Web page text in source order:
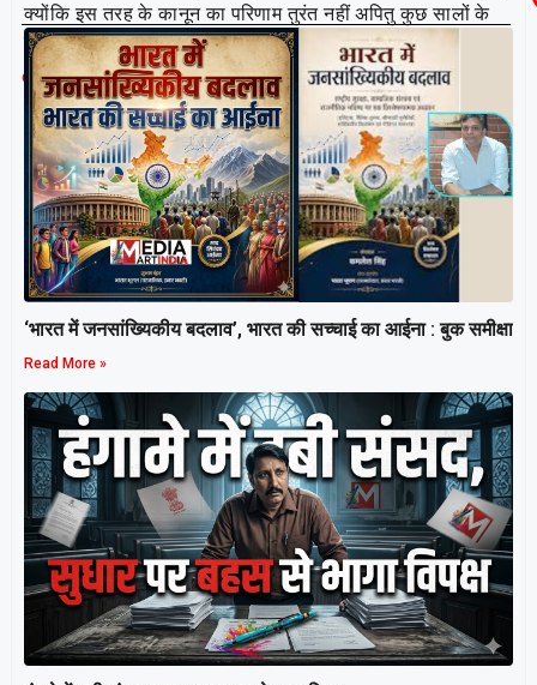
क्योंकि इस तरह के कानून का परिणाम तुरंत नहीं अपितु कुछ सालों के
बाद दिखाई पड़ता है।
Related Post
‘भारत में जनसांख्यिकीय बदलाव’, भारत की सच्चाई का आईना : बुक समीक्षा
Read More »